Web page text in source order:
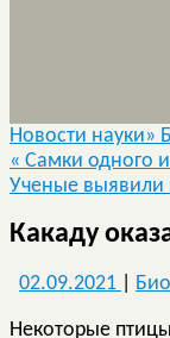
Новости науки»
« Самки одного
Ученые выявили
Какаду
02.09.2021
Некоторые